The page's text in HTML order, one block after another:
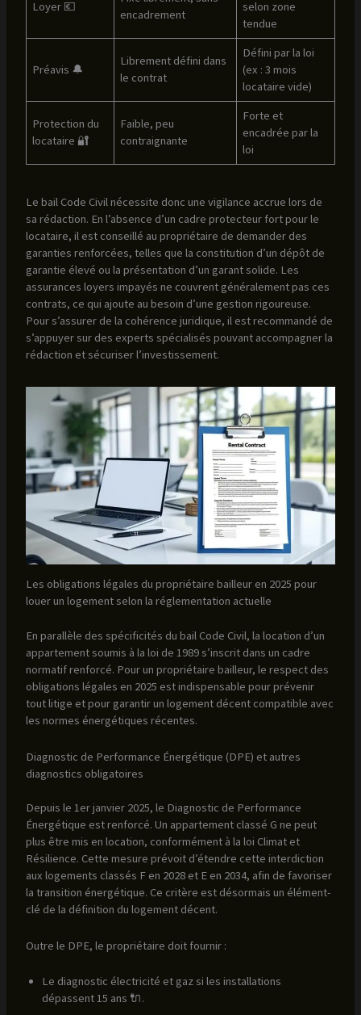
Loyer 💶
encadrement
selon zone
tendue
Préavis 🔔
Librement défini dans
le contrat
Défini par la loi
(ex : 3 mois
locataire vide)
Protection du
locataire 🔐
Faible, peu
contraignante
Forte et
encadrée par la
loi
Le bail Code Civil nécessite donc une vigilance accrue lors de
sa rédaction. En l’absence d’un cadre protecteur fort pour le
locataire, il est conseillé au propriétaire de demander des
garanties renforcées, telles que la constitution d’un dépôt de
garantie élevé ou la présentation d’un garant solide. Les
assurances loyers impayés ne couvrent généralement pas ces
contrats, ce qui ajoute au besoin d’une gestion rigoureuse.
Pour s’assurer de la cohérence juridique, il est recommandé de
s’appuyer sur des experts spécialisés pouvant accompagner la
rédaction et sécuriser l’investissement.
Les obligations légales du propriétaire bailleur en 2025 pour
louer un logement selon la réglementation actuelle
En parallèle des spécificités du bail Code Civil, la location d’un
appartement soumis à la loi de 1989 s’inscrit dans un cadre
normatif renforcé. Pour un propriétaire bailleur, le respect des
obligations légales en 2025 est indispensable pour prévenir
tout litige et pour garantir un logement décent compatible avec
les normes énergétiques récentes.
Diagnostic de Performance Énergétique (DPE) et autres
diagnostics obligatoires
Depuis le 1er janvier 2025, le Diagnostic de Performance
Énergétique est renforcé. Un appartement classé G ne peut
plus être mis en location, conformément à la loi Climat et
Résilience. Cette mesure prévoit d’étendre cette interdiction
aux logements classés F en 2028 et E en 2034, afin de favoriser
la transition énergétique. Ce critère est désormais un élément-
clé de la définition du logement décent.
Outre le DPE, le propriétaire doit fournir :
Le diagnostic électricité et gaz si les installations
dépassent 15 ans 🔌.